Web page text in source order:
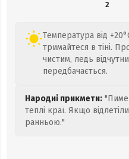
2
Температура від
тримайтеся в тіні.
чистим, ледь
передбачається.
Народні прикмети:
теплі краї. Якщо
ранньою."